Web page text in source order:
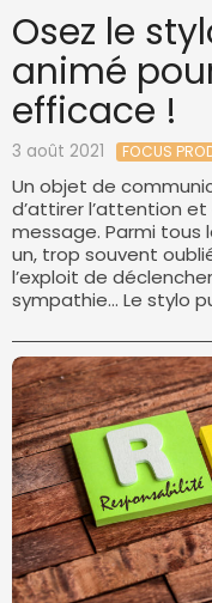
Osez le
animé
efficace !
3 août 2021 FOCUS
Un objet de
d’attirer l’attention
message. Parmi tous
un, trop souvent
l’exploit de
sympathie… Le stylo